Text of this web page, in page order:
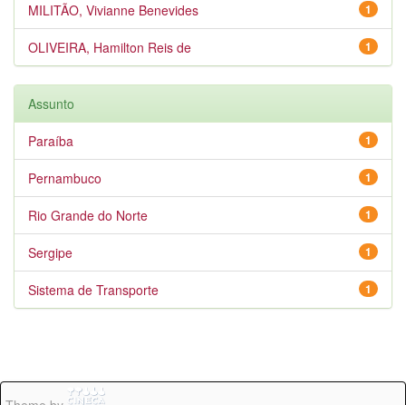
1
MILITÃO, Vivianne Benevides
1
OLIVEIRA, Hamilton Reis de
Assunto
1
Paraíba
1
Pernambuco
1
Rio Grande do Norte
1
Sergipe
1
Sistema de Transporte